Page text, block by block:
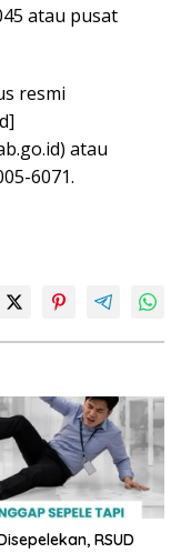
atau pusat
resmi
atau
6071.
RSUD